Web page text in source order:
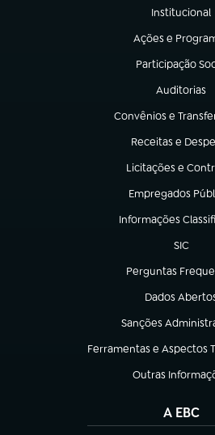
Institucional
(abre em
Ações e
(abre em nova
Participação
(abre em nova
Auditorias
(abre em
Convênios e
(abre em nova aba)
Receitas e
(abre em nova
Licitações e
(abre em nova
Empregados
(abre em nova
Informações
(abre em nova aba)
SIC
(abre
Perguntas
(abre em nova
Dados
(abre em nova
Sanções
(abre em nova aba)
Ferramentas e Aspectos
(abre em nova aba)
Outras
(abre em nova
A EBC